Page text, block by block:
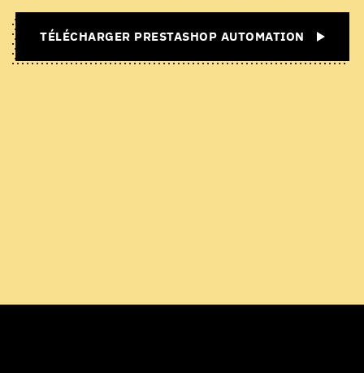
TÉLÉCHARGER PRESTASHOP AUTOMATION